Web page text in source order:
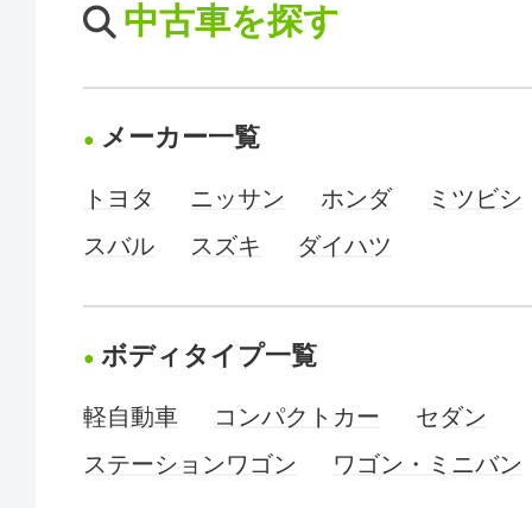
中古車を探す
メーカー一覧
トヨタ ニッサン ホンダ
ミツビシ
スバル
スズキ ダイハツ
ボディタイプ一覧
軽自動車 コンパクトカー
セダン
ステーションワゴン
ワゴン・ミニバン